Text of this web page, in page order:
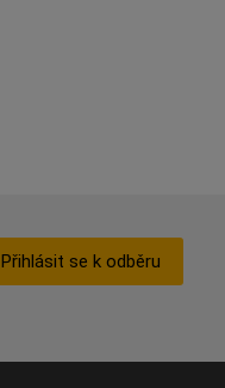
Přihlásit se k odběru